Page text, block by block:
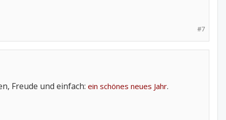
#7
Freude und einfach: ein schönes neues Jahr.